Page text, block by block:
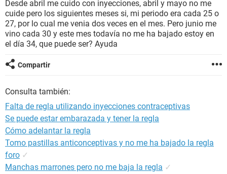
SEXUALIDAD
GLOSARIO
Desde abril me cuido con inyecciones, abril y mayo no me
cuide pero los siguientes meses si, mi periodo era cada 25 o
27, por lo cual me venia dos veces en el mes. Pero junio me
vino cada 30 y este mes todavía no me ha bajado estoy en
el día 34, que puede ser? Ayuda
Compartir
Consulta también:
Falta de regla utilizando inyecciones contraceptivas
Se puede estar embarazada y tener la regla
Cómo adelantar la regla
Tomo pastillas anticonceptivas y no me ha bajado la regla
foro ✓
Manchas marrones pero no me baja la regla ✓